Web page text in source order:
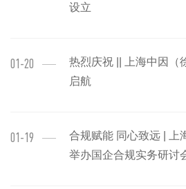
设立
01-20
热烈庆祝 || 上海中因（
启航
01-19
合规赋能 同心致远 | 上
举办国企合规实务研讨